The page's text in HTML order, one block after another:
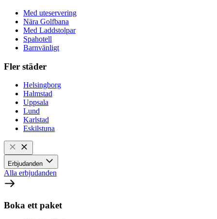
Med uteservering
Nära Golfbana
Med Laddstolpar
Spahotell
Barnvänligt
Fler städer
Helsingborg
Halmstad
Uppsala
Lund
Karlstad
Eskilstuna
Erbjudanden
Alla erbjudanden
Boka ett paket